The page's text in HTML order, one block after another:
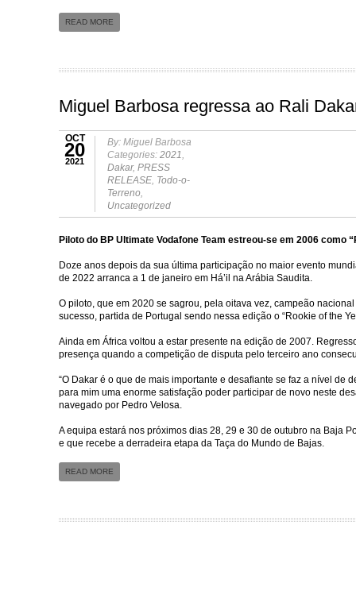
READ MORE
Miguel Barbosa regressa ao Rali
OCT
20
2021
By: Miguel Barbosa
Categories: 2021,
Dakar, PRESS
RELEASE, Todo-o-
Terreno,
Uncategorized
Piloto do BP Ultimate Vodafone Team estreou-se em 2006 como
Doze anos depois da sua última participação no maior evento
de 2022 arranca a 1 de janeiro em Há’il na Arábia Saudita.
O piloto, que em 2020 se sagrou, pela oitava vez, campeão
sucesso, partida de Portugal sendo nessa edição o “Rookie of the
Ainda em África voltou a estar presente na edição de 2007.
presença quando a competição de disputa pelo terceiro ano
“O Dakar é o que de mais importante e desafiante se faz a nível de
para mim uma enorme satisfação poder participar de novo neste
navegado por Pedro Velosa.
A equipa estará nos próximos dias 28, 29 e 30 de outubro na Baja
e que recebe a derradeira etapa da Taça do Mundo de Bajas.
READ MORE